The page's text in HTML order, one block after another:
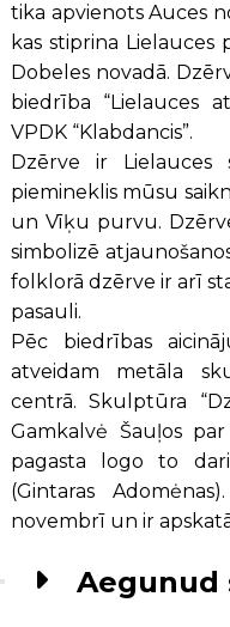
tika apvienots Auces
kas stiprina Lielauces
Dobeles novadā.
biedrība “Lielauces
VPDK “Klabdancis”.
Dzērve ir
piemineklis mūsu
un Vīķu purvu.
simbolizē
folklorā dzērve ir arī
pasauli.
Pēc biedrības
atveidam metāla
centrā. Skulptūra
Gamkalvė Šauļos
pagasta logo to
(Gintaras
novembrī un ir
Aegunud